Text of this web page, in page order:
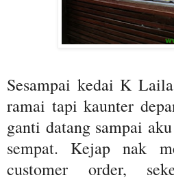
Sesampai kedai K
ramai tapi kaunter
ganti datang sampai
sempat. Kejap nak
customer order,